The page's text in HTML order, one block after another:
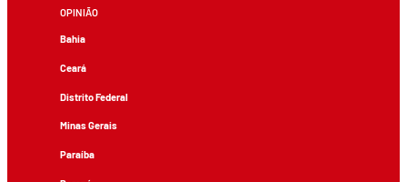
OPINIÃO
Bahia
Ceará
Distrito Federal
Minas Gerais
Paraíba